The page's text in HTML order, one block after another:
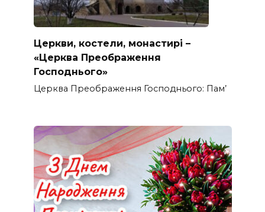
Церкви, костели, монастирі –
«Церква Преображення
Господнього»
Церква Преображення Господнього: Пам’